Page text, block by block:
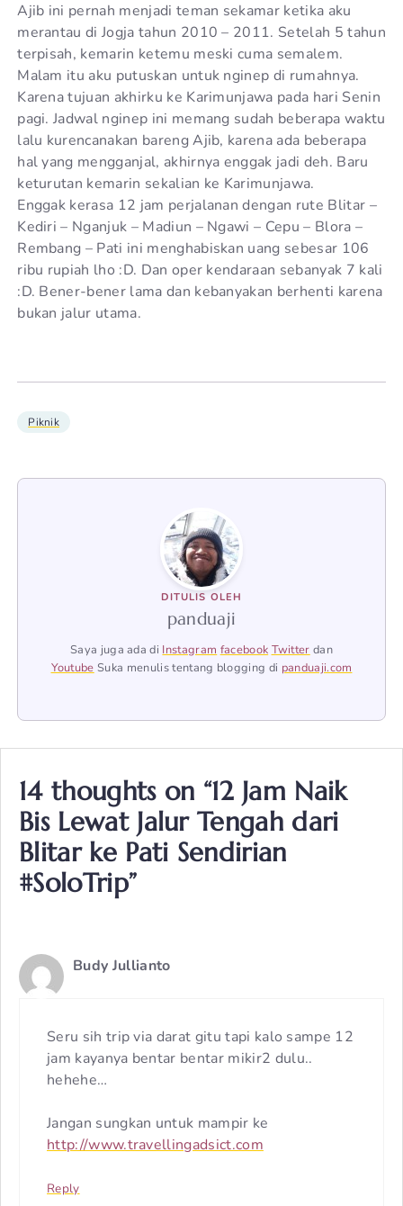
Ajib ini pernah menjadi teman sekamar ketika aku
merantau di Jogja tahun 2010 – 2011. Setelah 5 tahun
terpisah, kemarin ketemu meski cuma semalem.
Malam itu aku putuskan untuk nginep di rumahnya.
Karena tujuan akhirku ke Karimunjawa pada hari Senin
pagi. Jadwal nginep ini memang sudah beberapa waktu
lalu kurencanakan bareng Ajib, karena ada beberapa
hal yang mengganjal, akhirnya enggak jadi deh. Baru
keturutan kemarin sekalian ke Karimunjawa.
Enggak kerasa 12 jam perjalanan dengan rute Blitar –
Kediri – Nganjuk – Madiun – Ngawi – Cepu – Blora –
Rembang – Pati ini menghabiskan uang sebesar 106
ribu rupiah lho :D. Dan oper kendaraan sebanyak 7 kali
:D. Bener-bener lama dan kebanyakan berhenti karena
bukan jalur utama.
Piknik
DITULIS OLEH
panduaji
Saya juga ada di Instagram facebook Twitter dan
Youtube Suka menulis tentang blogging di panduaji.com
14 thoughts on “12 Jam Naik
Bis Lewat Jalur Tengah dari
Blitar ke Pati Sendirian
#SoloTrip”
Budy Jullianto
Seru sih trip via darat gitu tapi kalo sampe 12
jam kayanya bentar bentar mikir2 dulu..
hehehe…
Jangan sungkan untuk mampir ke
http://www.travellingadsict.com
Reply